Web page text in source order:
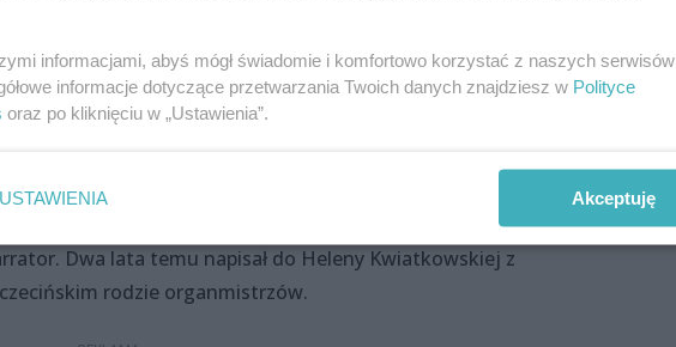
otrzymała Dyplom Uznania Konsulatu Generalnego Niemiec
kulturowym (dokumenty o rodzinie Quistorpów,
wszystko się dzieje”
spotkania podczas scen aktorskich, gdyby nie 17-letni Jan
Dwa lata temu napisał do Heleny Kwiatkowskiej z
rodzie organmistrzów.
informacjami, abyś mógł świadomie i komfortowo korzystać z naszych serwisów
informacje dotyczące przetwarzania Twoich danych znajdziesz w Polityce
oraz po kliknięciu w „Ustawienia”.
USTAWIENIA Akceptuję